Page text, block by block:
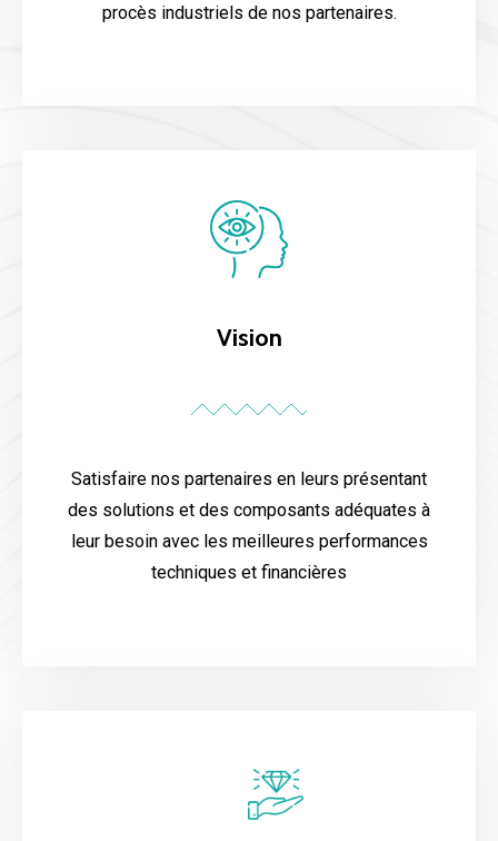
procès industriels de nos partenaires.
Vision
Satisfaire nos partenaires en leurs présentant
des solutions et des composants adéquates à
leur besoin avec les meilleures performances
techniques et financières